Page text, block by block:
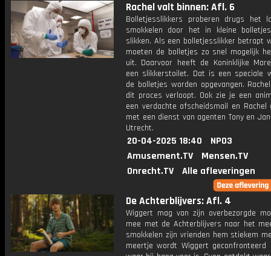
Rachel valt binnen: Afl. 6
Bolletjesslikkers proberen drugs het
smokkelen door het in kleine
slikken. Als een bolletjesslikker betrapt
moeten de bolletjes zo snel mogelijk
uit. Daarvoor heeft de Koninklijke
een slikkerstoilet. Dat is een speciale
de bolletjes worden opgevangen.
dit proces verloopt. Ook zie je een
een verdachte afscheidsmail en Rachel
met een dienst van agenten Tony en
Utrecht.
20-04-2025 18:40
NPO3
Amusement.TV
Mensen.TV
Onrecht.TV
Alle afleveringen
De Achterblijvers: Afl. 4
Wiggert mag van zijn overbezorgde
mee met de Achterblijvers naar het
smokkelen zijn vrienden hem stiekem
meertje wordt Wiggert geconfronteerd